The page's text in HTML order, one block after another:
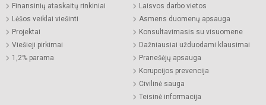
Finansinių ataskaitų rinkiniai
Lėšos veiklai viešinti
Projektai
Viešieji pirkimai
1,2% parama
Laisvos darbo vietos
Asmens duomenų apsauga
Konsultavimasis su visuomene
Dažniausiai užduodami klausimai
Pranešėjų apsauga
Korupcijos prevencija
Civilinė sauga
Teisinė informacija